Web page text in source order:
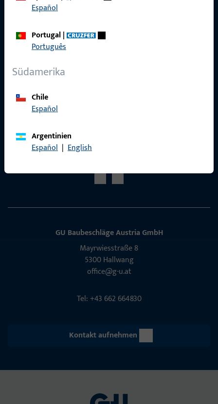
Español
Portugal|
Português
Südamerika
Chile
Español
Argentinien
Español | English
Kontakt
GU Baubeschläge Aus­tria GmbH
Mayrwies­straße 8
5300 Hall­wang
office@g-u.at
Tel: +43 662 664830
Kontakt aufnehmen